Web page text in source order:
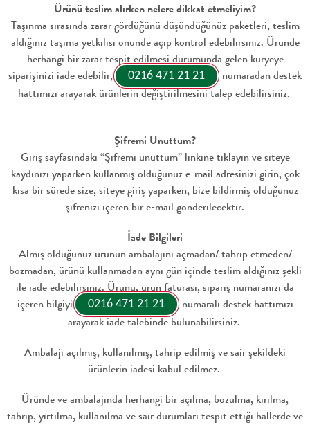
Ürünü teslim alırken nelere dikkat etmeliyim?
Taşınma sırasında zarar gördüğünü düşündüğünüz paketleri, teslim
aldığınız taşıma yetkilisi önünde açıp kontrol edebilirsiniz. Üründe
herhangi bir zarar tespit edilmesi durumunda gelen kuryeye
siparişinizi iade edebilir,
0216 471 21 21
numaradan destek
hattımızı arayarak ürünlerin değiştirilmesini talep edebilirsiniz.
Şifremi Unuttum?
Giriş sayfasındaki “Şifremi unuttum” linkine tıklayın ve siteye
kaydınızı yaparken kullanmış olduğunuz e-mail adresinizi girin, çok
kısa bir sürede size, siteye giriş yaparken, bize bildirmiş olduğunuz
şifrenizi içeren bir e-mail gönderilecektir.
İade Bilgileri
Almış olduğunuz ürünün ambalajını açmadan/ tahrip etmeden/
bozmadan, ürünü kullanmadan aynı gün içinde teslim aldığınız şekli
ile iade edebilirsiniz. Ürünü, ürün faturası, sipariş numaranızı da
içeren bilgiyi
0216 471 21 21
numaralı destek hattımızı
arayarak iade talebinde bulunabilirsiniz.
Ambalajı açılmış, kullanılmış, tahrip edilmiş ve sair şekildeki
ürünlerin iadesi kabul edilmez.
Üründe ve ambalajında herhangi bir açılma, bozulma, kırılma,
tahrip, yırtılma, kullanılma ve sair durumları tespit ettiği hallerde ve